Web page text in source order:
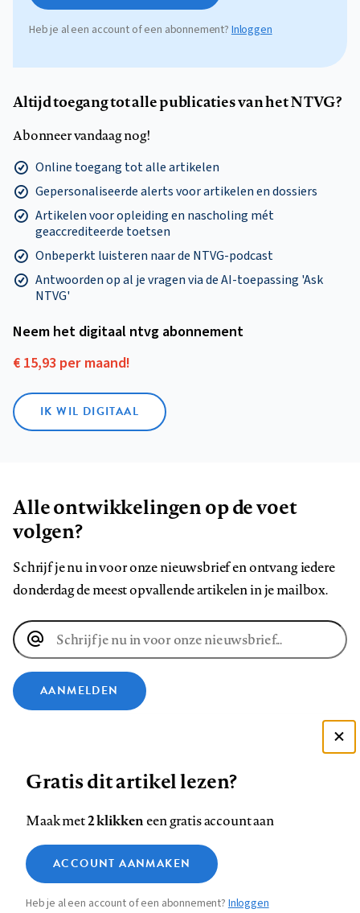
Heb je al een account of een abonnement?Inloggen
Altijd toegang tot alle publicaties van het NTVG?
Abonneer vandaag nog!
Online toegang tot alle artikelen
Gepersonaliseerde alerts voor artikelen en dossiers
Artikelen voor opleiding en nascholing mét
geaccrediteerde toetsen
Onbeperkt luisteren naar de NTVG-podcast
Antwoorden op al je vragen via de AI-toepassing 'Ask
NTVG'
Neem het digitaal ntvg abonnement
€ 15,93 per maand!
IK WIL DIGITAAL
Alle ontwikkelingen op de voet
volgen?
Schrijf je nu in voor onze nieuwsbrief en ontvang iedere
donderdag de meest opvallende artikelen in je mailbox.
E-
mailadres
AANMELDEN
ons
op
Facebook
ons
op
LinkedIn
ons
op
Bluesky
ons
op
Instagram
ons
op
YouTube
ons
Footer
navigation
Contact Colofon Disclaimer Privacy
Medische vragen verdienen
betrouwbare antwoorden
Gratis dit artikel lezen?
Maak met2 klikkeneen gratis account aan
ACCOUNT AANMAKEN
Heb je al een account of een abonnement?Inloggen
Zie onze cookie policy
Analytische cookies
Marketing cookies